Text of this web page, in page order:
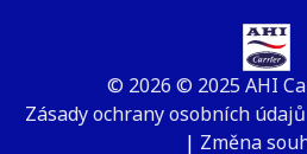
© 2026 © 2025 AHI
Zásady ochrany osobních údajů
| Změna